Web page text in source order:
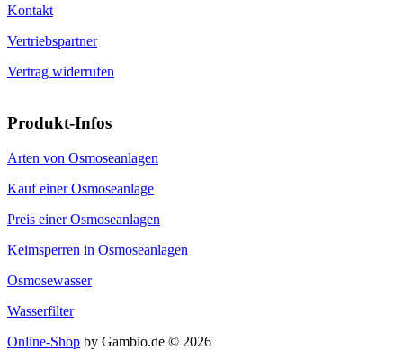
Vertrag widerrufen
Produkt-Infos
Preis einer Osmoseanlagen
Keimsperren in Osmoseanlagen
Osmosewasser
Wasserfilter
Online-Shopby Gambio.de © 2026